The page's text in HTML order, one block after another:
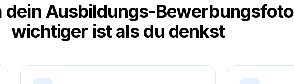
dein Ausbildungs-Bewerbungsfoto
wichtiger ist als du denkst